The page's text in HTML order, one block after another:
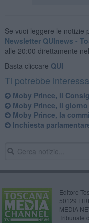
Se vuoi leggere le notizie
Newsletter QUInews -
alle 20:00 direttamente
Basta cliccare QUI
Ti potrebbe
Moby Prince, il
Moby Prince, il
Moby Prince, la
Inchiesta
Editore
50129
MEDIA
Tribunale